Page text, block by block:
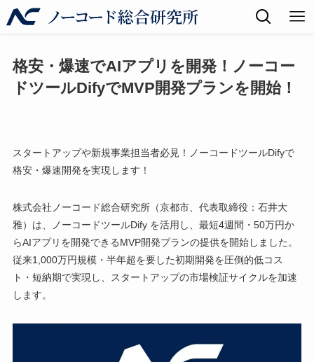
格安・爆速でAIアプリを開発！ノーコー
ドツールDifyでMVP開発プランを開始！
スタートアップや新規事業担当者必見！ノーコードツールDifyで
格安・爆速開発を実現します！
株式会社ノーコード総合研究所（京都市、代表取締役：石井大
雅）は、ノーコードツールDify を活用し、最短4週間・50万円か
らAIアプリを開発できるMVP開発プランの提供を開始しました。
従来1,000万円規模・半年超を要した初期開発を圧倒的低コス
ト・短納期で実現し、スタートアップの市場検証サイクルを加速
します。